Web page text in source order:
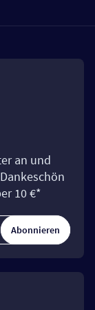
an und
10 €*
Abonnieren